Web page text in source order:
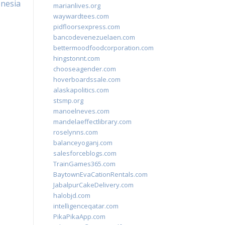
marianlives.org
waywardtees.com
pidfloorsexpress.com
bancodevenezuelaen.com
bettermoodfoodcorporation.com
hingstonnt.com
chooseagender.com
hoverboardssale.com
alaskapolitics.com
stsmp.org
manoelneves.com
mandelaeffectlibrary.com
roselynns.com
balanceyoganj.com
salesforceblogs.com
TrainGames365.com
BaytownEvaCationRentals.com
JabalpurCakeDelivery.com
halobjd.com
intelligenceqatar.com
PikaPikaApp.com